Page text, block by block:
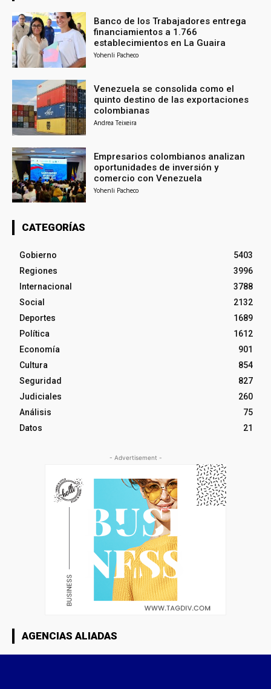
Banco de los Trabajadores entrega
financiamientos a 1.766
establecimientos en La Guaira
Yohenli Pacheco
Venezuela se consolida como el
quinto destino de las exportaciones
colombianas
Andrea Teixeira
Empresarios colombianos analizan
oportunidades de inversión y
comercio con Venezuela
Yohenli Pacheco
CATEGORÍAS
Gobierno
5403
Regiones
3996
Internacional
3788
Social
2132
Deportes
1689
Política
1612
Economía
901
Cultura
854
Seguridad
827
Judiciales
260
Análisis
75
Datos
21
- Advertisement -
AGENCIAS ALIADAS